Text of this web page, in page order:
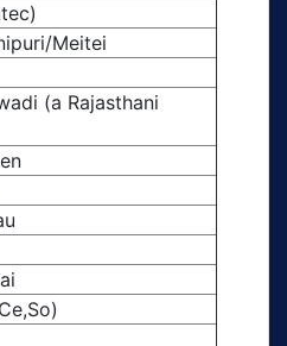
Meitei
(a Rajasthani